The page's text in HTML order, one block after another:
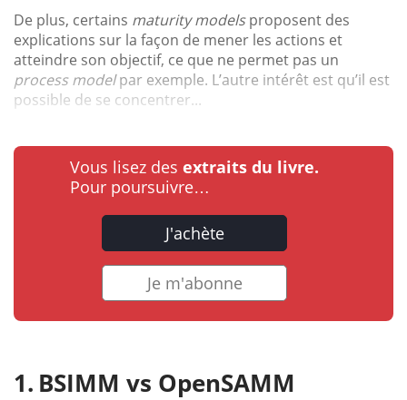
De plus, certains maturity modelsproposent des
explications sur la façon de mener les actions et
atteindre son objectif, ce que ne permet pas un
process modelpar exemple. L’autre intérêt est qu’il est
possible de se concentrer...
Vous lisez des extraits du livre.
Pour poursuivre…
J'achète
Je m'abonne
BSIMM vs OpenSAMM